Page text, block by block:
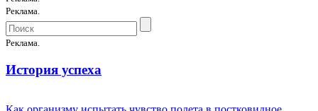
Реклама.
Реклама.
История успеха